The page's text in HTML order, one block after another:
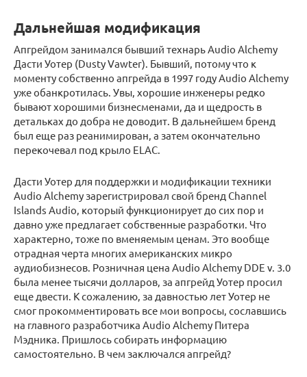
Дальнейшая модификация
Апгрейдом занимался бывший технарь Audio Alchemy
Дасти Уотер (Dusty Vawter). Бывший, потому что к
моменту собственно апгрейда в 1997 году Audio Alchemy
уже обанкротилась. Увы, хорошие инженеры редко
бывают хорошими бизнесменами, да и щедрость в
детальках до добра не доводит. В дальнейшем бренд
был еще раз реанимирован, а затем окончательно
перекочевал под крыло ELAC.
Дасти Уотер для поддержки и модификации техники
Audio Alchemy зарегистрировал свой бренд Channel
Islands Audio, который функционирует до сих пор и
давно уже предлагает собственные разработки. Что
характерно, тоже по вменяемым ценам. Это вообще
отрадная черта многих американских микро
аудиобизнесов. Розничная цена Audio Alchemy DDE v. 3.0
была менее тысячи долларов, за апгрейд Уотер просил
еще двести. К сожалению, за давностью лет Уотер не
смог прокомментировать все мои вопросы, сославшись
на главного разработчика Audio Alchemy Питера
Мэдника. Пришлось собирать информацию
самостоятельно. В чем заключался апгрейд?